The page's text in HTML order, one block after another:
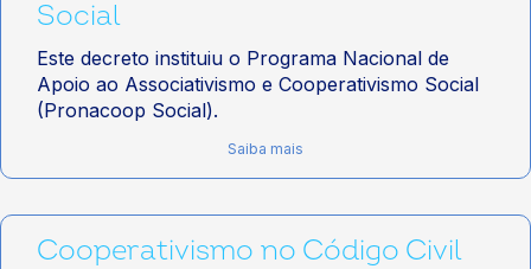
Social
Este decreto instituiu o Programa Nacional de
Apoio ao Associativismo e Cooperativismo Social
(Pronacoop Social).
Saiba mais
Cooperativismo no Código Civil